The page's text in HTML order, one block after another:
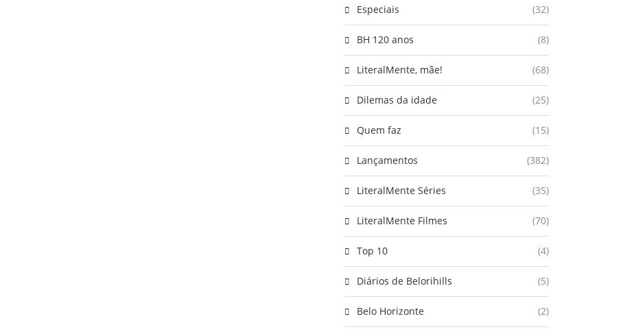
Especiais (32)
BH 120 anos (8)
LiteralMente, mãe! (68)
Dilemas da idade (25)
Quem faz (15)
Lançamentos (382)
LiteralMente Séries (35)
LiteralMente Filmes (70)
Top 10 (4)
Diários de Belorihills (5)
Belo Horizonte (2)